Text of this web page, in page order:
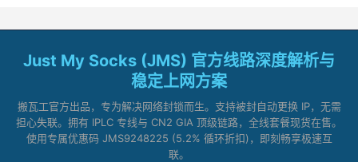
Just My Socks (JMS) 官方线路深度解析与
稳定上网方案
搬瓦工官方出品，专为解决网络封锁而生。支持被封自动更换 IP，无需
担心失联。拥有 IPLC 专线与 CN2 GIA 顶级链路，全线套餐现货在售。
使用专属优惠码 JMS9248225 (5.2% 循环折扣)，即刻畅享极速互
联。